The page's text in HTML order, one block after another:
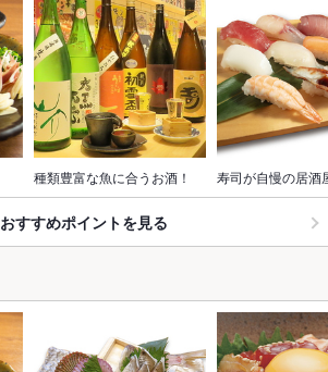
種類豊富な魚に合うお酒！ 寿司が自慢の居酒
おすすめポイントを見る